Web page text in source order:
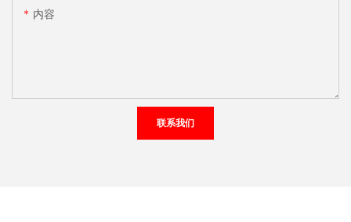
内容
联系我们